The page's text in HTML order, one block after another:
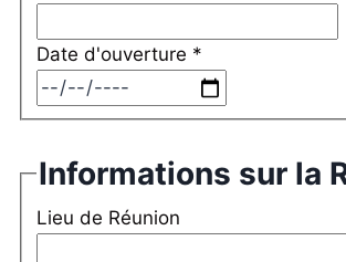
Date d'ouverture *
Informations sur la
Lieu de Réunion